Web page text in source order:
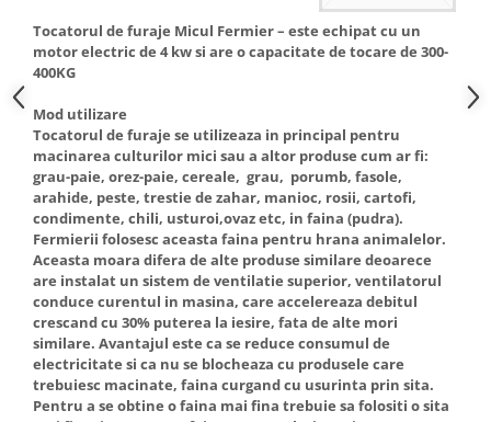
Tocatorul de furaje Micul Fermier – este echipat cu un
motor electric de 4 kw si are o capacitate de tocare de 300-
400KG
Mod utilizare
Tocatorul de furaje se utilizeaza in principal pentru
macinarea culturilor mici sau a altor produse cum ar fi:
grau-paie, orez-paie, cereale, grau, porumb, fasole,
arahide, peste, trestie de zahar, manioc, rosii, cartofi,
condimente, chili, usturoi,ovaz etc, in faina (pudra).
Fermierii folosesc aceasta faina pentru hrana animalelor.
Aceasta moara difera de alte produse similare deoarece
are instalat un sistem de ventilatie superior, ventilatorul
conduce curentul in masina, care accelereaza debitul
crescand cu 30% puterea la iesire, fata de alte mori
similare. Avantajul este ca se reduce consumul de
electricitate si ca nu se blocheaza cu produsele care
trebuiesc macinate, faina curgand cu usurinta prin sita.
Pentru a se obtine o faina mai fina trebuie sa folositi o sita